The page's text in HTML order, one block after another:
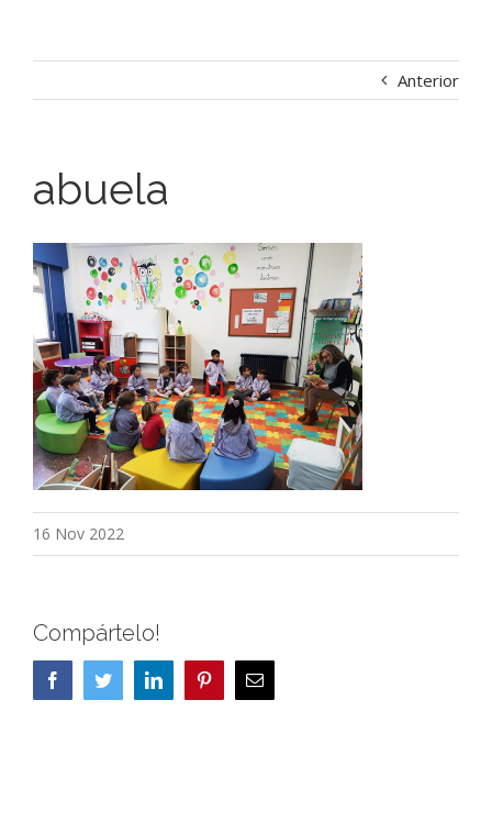
Anterior
abuela
16 Nov 2022
Compártelo!
FacebookTwitterLinkedIn PinterestCorreo
electrónico